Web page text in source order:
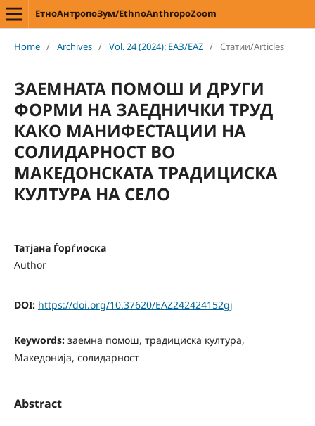
ЕтноАнтропоЗум/EthnoAnthropoZoom
Home / Archives / Vol. 24 (2024): ЕАЗ/EAZ / Статии/Articles
ЗАЕМНАТА ПОМОШ И ДРУГИ
ФОРМИ НА ЗАЕДНИЧКИ ТРУД
КАКО МАНИФЕСТАЦИИ НА
СОЛИДАРНОСТ ВО
МАКЕДОНСКАТА ТРАДИЦИСКА
КУЛТУРА НА СЕЛО
Татјана Ѓорѓиоска
Author
DOI: https://doi.org/10.37620/EAZ242424152gj
Keywords: заемна помош, традициска култура,
Македонија, солидарност
Abstract